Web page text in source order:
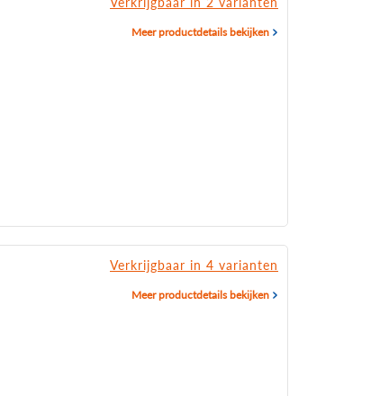
Meer productdetails bekijken
Verkrijgbaar in 4 varianten
Meer productdetails bekijken